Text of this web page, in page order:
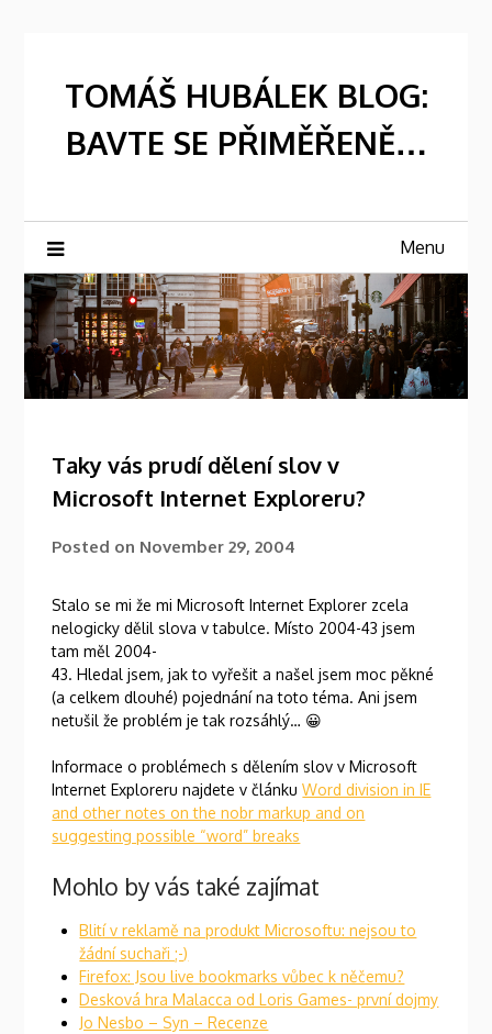
TOMÁŠ HUBÁLEK BLOG:
BAVTE SE PŘIMĚŘENĚ…
Menu
Taky vás prudí dělení slov v
Microsoft Internet Exploreru?
Posted on November 29, 2004
Stalo se mi že mi Microsoft Internet Explorer zcela
nelogicky dělil slova v tabulce. Místo 2004-43 jsem
tam měl 2004-
43. Hledal jsem, jak to vyřešit a našel jsem moc pěkné
(a celkem dlouhé) pojednání na toto téma. Ani jsem
netušil že problém je tak rozsáhlý… 😀
Informace o problémech s dělením slov v Microsoft
Internet Exploreru najdete v článkuWord division in IE
and other notes on the nobr markup and on
suggesting possible “word” breaks
Mohlo by vás také zajímat
Blití v reklamě na produkt Microsoftu: nejsou to
žádní suchaři ;-)
Firefox: Jsou live bookmarks vůbec k něčemu?
Desková hra Malacca od Loris Games- první dojmy
Jo Nesbo – Syn – Recenze